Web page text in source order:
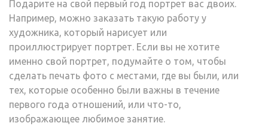
Подарите на свой первый год портрет вас двоих.
Например, можно заказать такую работу у
художника, который нарисует или
проиллюстрирует портрет. Если вы не хотите
именно свой портрет, подумайте о том, чтобы
сделать печать фото с местами, где вы были, или
тех, которые особенно были важны в течение
первого года отношений, или что-то,
изображающее любимое занятие.